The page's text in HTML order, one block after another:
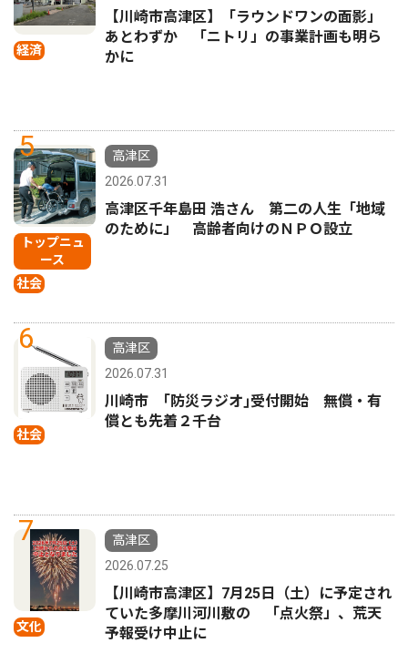
経済
【川崎市高津区】「ラウンドワンの面影」
あとわずか 「ニトリ」の事業計画も明ら
かに
5
トップニュ
ース
社会
高津区
2026.07.31
高津区千年島田 浩さん 第二の人生「地域
のために」 高齢者向けのＮＰＯ設立
6
社会
高津区
2026.07.31
川崎市 ｢防災ラジオ｣受付開始 無償・有
償とも先着２千台
7
文化
高津区
2026.07.25
【川崎市高津区】7月25日（土）に予定され
ていた多摩川河川敷の 「点火祭」、荒天
予報受け中止に